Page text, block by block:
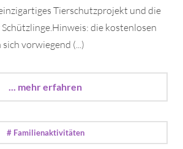
Tierschutzprojekt und die
Schützlinge.Hinweis: die kostenlosen
vorwiegend (...)
... mehr erfahren
# Familienaktivitäten